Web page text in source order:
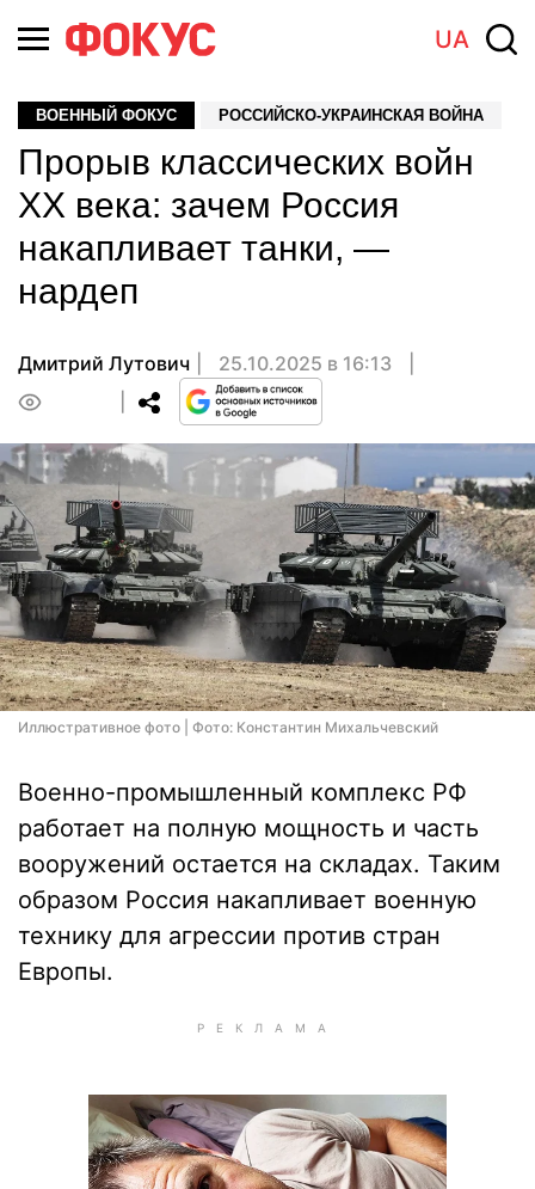
UA
ВОЕННЫЙ ФОКУС РОССИЙСКО-УКРАИНСКАЯ ВОЙНА
Прорыв классических войн
ХХ века: зачем Россия
накапливает танки, —
нардеп
Дмитрий Лутович
25.10.2025 в 16:13
Иллюстративное фото | Фото: Константин Михальчевский
Военно-промышленный комплекс РФ
работает на полную мощность и часть
вооружений остается на складах. Таким
образом Россия накапливает военную
технику для агрессии против стран
Европы.